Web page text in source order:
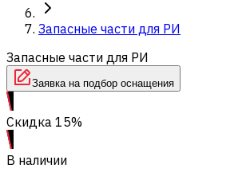
Запасные части для РИ
Запасные части для РИ
Заявка на подбор оснащения
Скидка 15%
В наличии